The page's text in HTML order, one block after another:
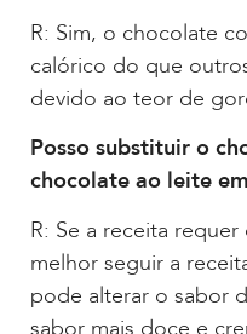
R: Sim, o chocolate
calórico do que
devido ao teor de
Posso substituir o
chocolate ao leite
R: Se a receita
melhor seguir a
pode alterar o sabor